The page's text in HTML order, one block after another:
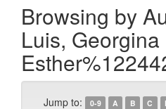
Browsing by
Luis, Georgina
Jump to: 0-9 A B C